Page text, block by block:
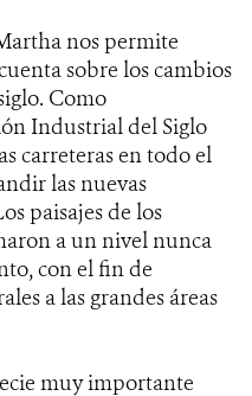
nos permite
sobre los cambios
Como
Industrial del Siglo
carreteras en todo el
las nuevas
paisajes de los
a un nivel nunca
con el fin de
a las grandes áreas
muy importante